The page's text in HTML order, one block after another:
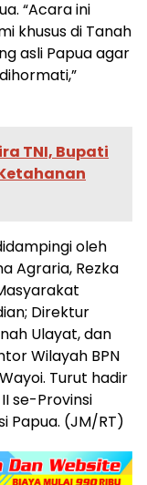
“Acara ini
khusus di Tanah
asli Papua agar
TNI, Bupati
oleh
Agraria, Rezka
Direktur
Ulayat, dan
Wilayah BPN
Turut hadir
se-Provinsi
Papua. (JM/RT)